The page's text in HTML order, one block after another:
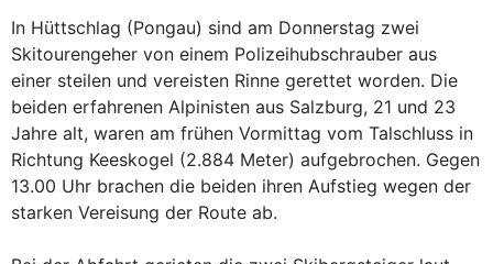
In Hüttschlag (Pongau) sind am Donnerstag zwei
Skitourengeher von einem Polizeihubschrauber aus
einer steilen und vereisten Rinne gerettet worden. Die
beiden erfahrenen Alpinisten aus Salzburg, 21 und 23
Jahre alt, waren am frühen Vormittag vom Talschluss in
Richtung Keeskogel (2.884 Meter) aufgebrochen. Gegen
13.00 Uhr brachen die beiden ihren Aufstieg wegen der
starken Vereisung der Route ab.